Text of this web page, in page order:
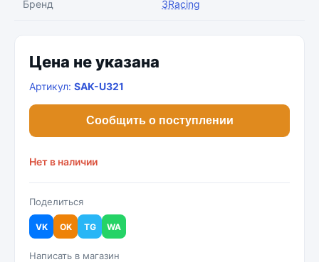
Бренд 3Racing
Цена не указана
Артикул: SAK-U321
Сообщить о поступлении
Нет в наличии
Поделиться
VK OK TG WA
Написать в магазин